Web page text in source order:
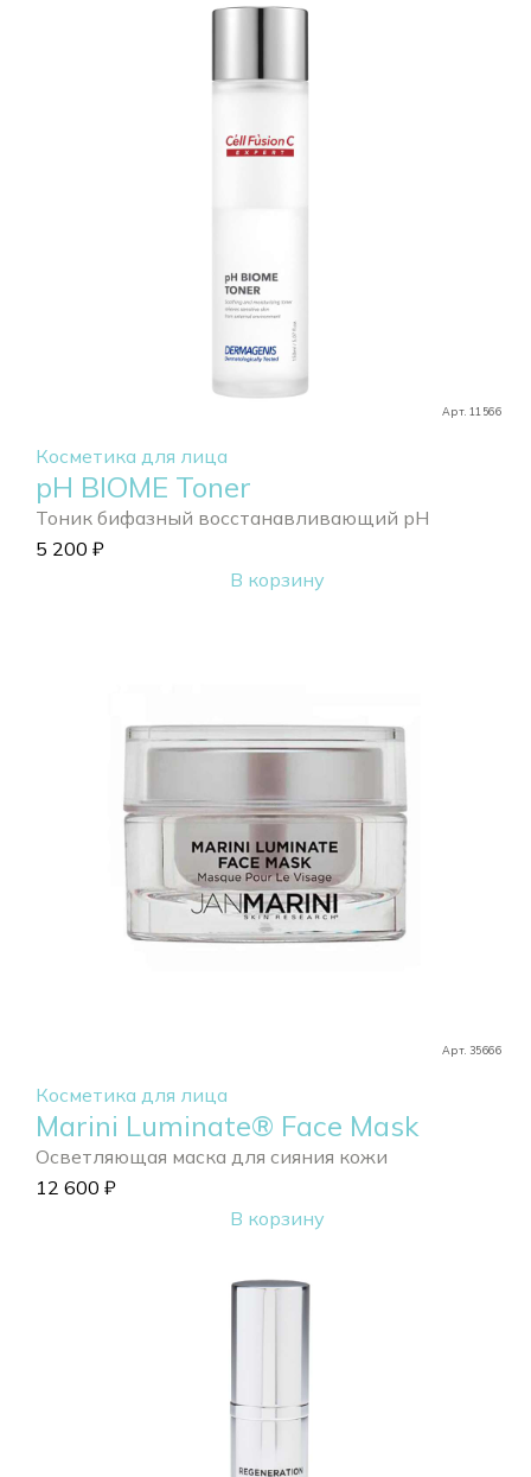
Арт. 11566
Косметика для лица
pH BIOME Toner
Тоник бифазный восстанавливающий pH
5 200 ₽
В корзину
Арт. 35666
Косметика для лица
Marini Luminate® Face Mask
Осветляющая маска для сияния кожи
12 600 ₽
В корзину